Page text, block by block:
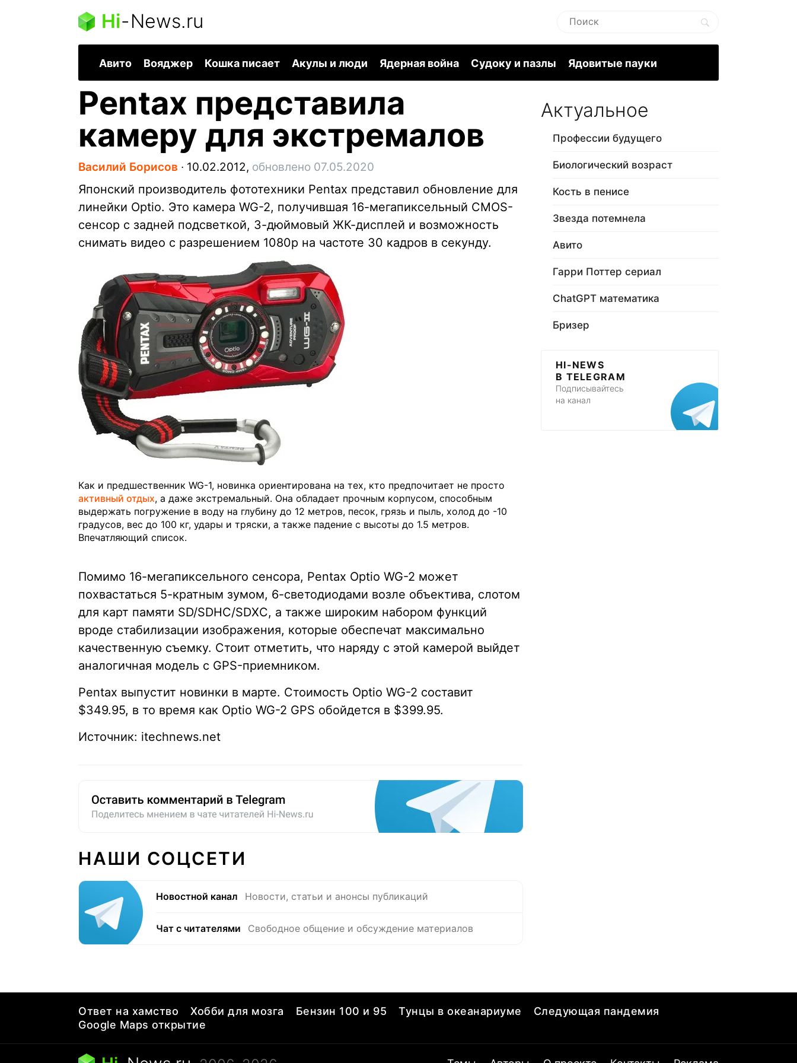
Hi-News.ru
Авито Вояджер Кошка писает Акулы и люди Ядерная война Судоку и пазлы Ядовитые пауки
Pentax представила
камеру для экстремалов
Василий Борисов ∙ 10.02.2012, обновлено 07.05.2020
Японский производитель фототехники Pentax представил обновление для
линейки Optio. Это камера WG-2, получившая 16-мегапиксельный CMOS-
сенсор с задней подсветкой, 3-дюймовый ЖК-дисплей и возможность
снимать видео с разрешением 1080p на частоте 30 кадров в секунду.
Как и предшественник WG-1, новинка ориентирована на тех, кто предпочитает не просто
активный отдых, а даже экстремальный. Она обладает прочным корпусом, способным
выдержать погружение в воду на глубину до 12 метров, песок, грязь и пыль, холод до -10
градусов, вес до 100 кг, удары и тряски, а также падение с высоты до 1.5 метров.
Впечатляющий список.
Помимо 16-мегапиксельного сенсора, Pentax Optio WG-2 может
похвастаться 5-кратным зумом, 6-светодиодами возле объектива, слотом
для карт памяти SD/SDHC/SDXC, а также широким набором функций
вроде стабилизации изображения, которые обеспечат максимально
качественную съемку. Стоит отметить, что наряду с этой камерой выйдет
аналогичная модель с GPS-приемником.
Pentax выпустит новинки в марте. Стоимость Optio WG-2 составит
$349.95, в то время как Optio WG-2 GPS обойдется в $399.95.
Источник: itechnews.net
НАШИ СОЦСЕТИ
Новостной канал Новости, статьи и анонсы публикаций
Чат с читателями Свободное общение и обсуждение материалов
Актуальное
Профессии будущего
Биологический возраст
Кость в пенисе
Звезда потемнела
Авито
Гарри Поттер сериал
ChatGPT математика
Бризер
HI-NEWS
В TELEGRAM
Подписывайтесь
на канал
Ответ на хамство Хобби для мозга Бензин 100 и 95 Тунцы в океанариуме
Следующая пандемия
Google Maps открытие